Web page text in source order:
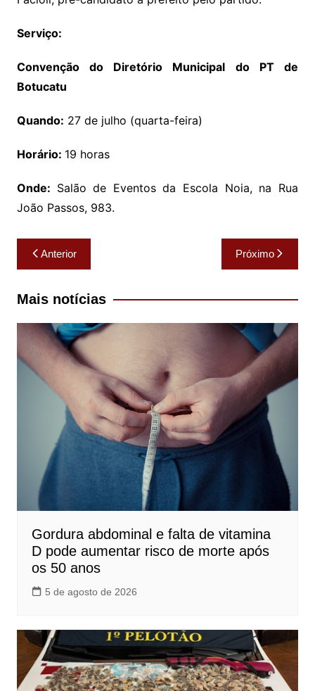
Serviço:
Convenção do Diretório Municipal do PT de
Botucatu
Quando: 27 de julho (quarta-feira)
Horário: 19 horas
Onde: Salão de Eventos da Escola Noia, na Rua
João Passos, 983.
Navegação
de
Post
Anterior Próximo
Mais notícias
Gordura abdominal e falta de vitamina
D pode aumentar risco de morte após
os 50 anos
5 de agosto de 2026